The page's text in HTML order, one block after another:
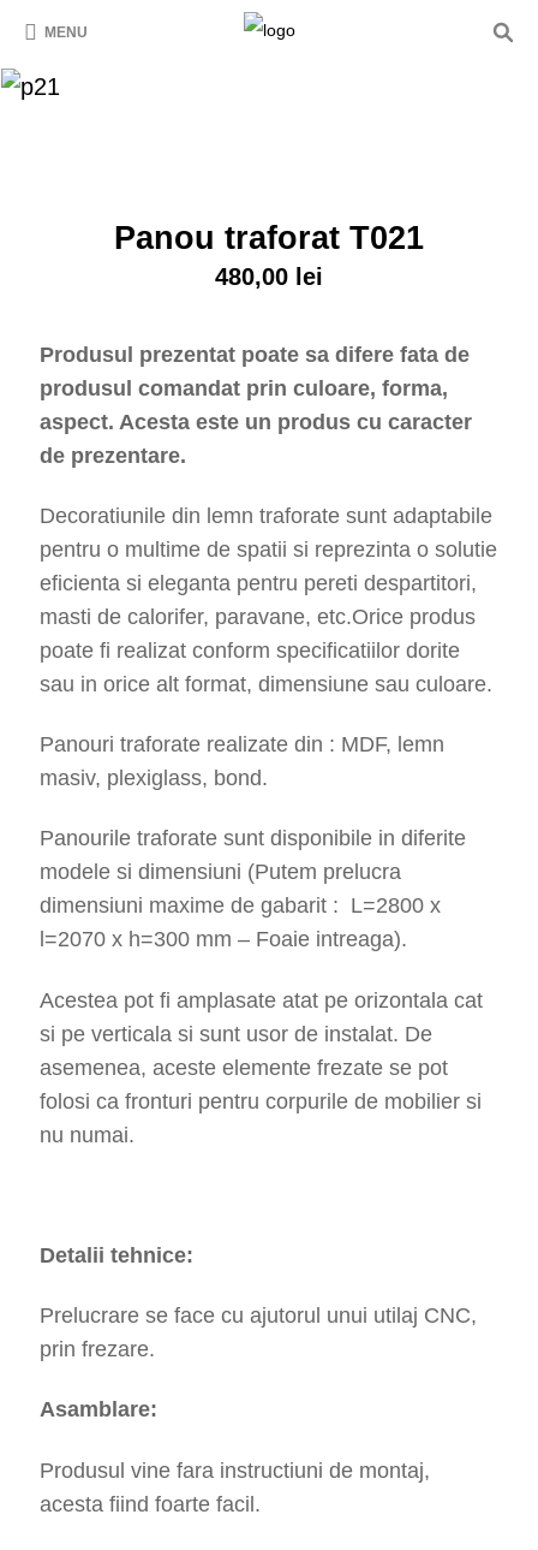
MENU
Panou traforat T021
480,00 lei
Produsul prezentat poate sa difere fata de
produsul comandat prin culoare, forma,
aspect. Acesta este un produs cu caracter
de prezentare.
Decoratiunile din lemn traforate sunt adaptabile
pentru o multime de spatii si reprezinta o solutie
eficienta si eleganta pentru pereti despartitori,
masti de calorifer, paravane, etc.Orice produs
poate fi realizat conform specificatiilor dorite
sau in orice alt format, dimensiune sau culoare.
Panouri traforate realizate din : MDF, lemn
masiv, plexiglass, bond.
Panourile traforate sunt disponibile in diferite
modele si dimensiuni (Putem prelucra
dimensiuni maxime de gabarit : L=2800 x
l=2070 x h=300 mm – Foaie intreaga).
Acestea pot fi amplasate atat pe orizontala cat
si pe verticala si sunt usor de instalat. De
asemenea, aceste elemente frezate se pot
folosi ca fronturi pentru corpurile de mobilier si
nu numai.
Detalii tehnice:
Prelucrare se face cu ajutorul unui utilaj CNC,
prin frezare.
Asamblare:
Produsul vine fara instructiuni de montaj,
acesta fiind foarte facil.